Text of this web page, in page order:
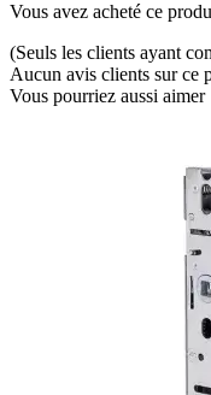
Vous avez acheté ce
(Seuls les clients ayant
Aucun avis clients sur ce
Vous pourriez aussi aimer